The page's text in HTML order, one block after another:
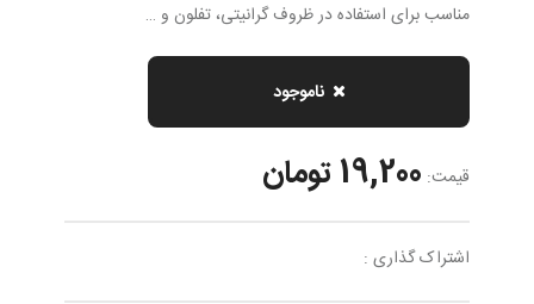
مناسب برای استفاده در ظروف گرانیتی، تفلون و …
ناموجود
قیمت: 19,200 تومان
اشتراک گذاری :